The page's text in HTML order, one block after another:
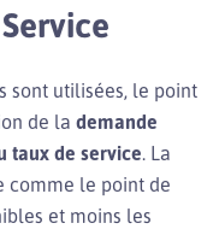
sont utilisées, le point
de la demande
taux de service. La
comme le point de
et moins les